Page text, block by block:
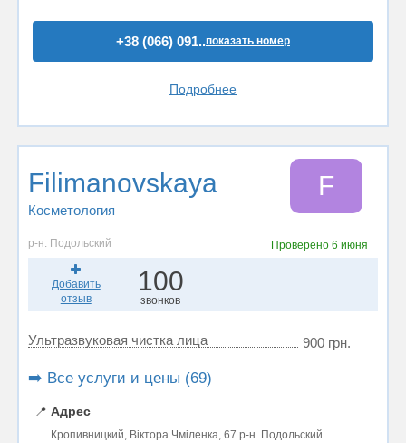
+38 (066) 091..показать номер
Подробнее
Filimanovskaya
Косметология
F
р-н. Подольский Проверено6 июня
Добавить
отзыв
100
звонков
Ультразвуковая чистка лица 900 грн.
➡️ Все услуги и цены (69)
📍 Адрес
Кропивницкий, Віктора Чміленка, 67 р-н. Подольский